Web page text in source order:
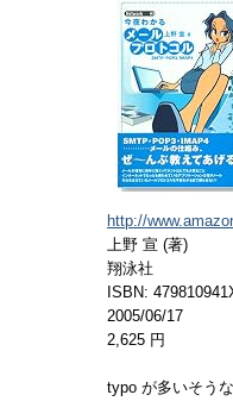
http://
上野 宣 (著)
翔泳社
ISBN:
2005/06/17
2,625 円
typo が多いそう